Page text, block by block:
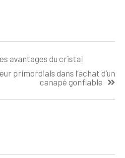
avantages du cristal
primordials dans l’achat d’un
canapé gonflable